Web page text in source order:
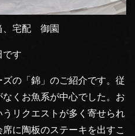
、宅配 御園
です
の「錦」のご紹介です。従
くお魚系が中心でした。お
リクエストが多く寄せられ
に陶板のステーキを出すこ